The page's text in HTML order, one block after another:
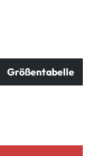
Größentabelle